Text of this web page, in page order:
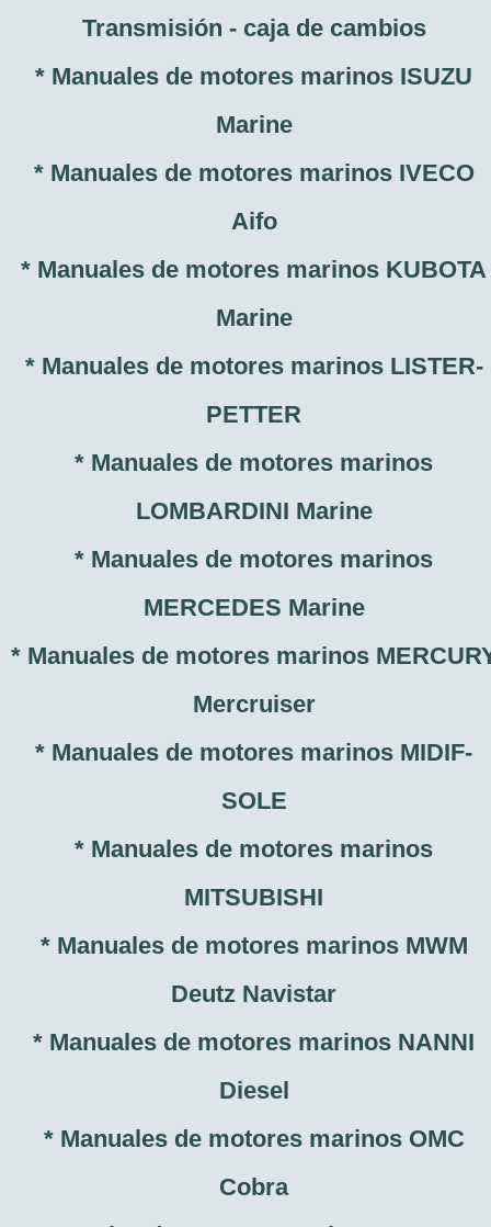
Transmisión - caja de cambios
* Manuales de motores marinos ISUZU
Marine
* Manuales de motores marinos IVECO
Aifo
* Manuales de motores marinos KUBOTA
Marine
* Manuales de motores marinos LISTER-
PETTER
* Manuales de motores marinos
LOMBARDINI Marine
* Manuales de motores marinos
MERCEDES Marine
* Manuales de motores marinos
Mercruiser
* Manuales de motores marinos MIDIF-
SOLE
* Manuales de motores marinos
MITSUBISHI
* Manuales de motores marinos MWM
Deutz Navistar
* Manuales de motores marinos NANNI
Diesel
* Manuales de motores marinos OMC
Cobra